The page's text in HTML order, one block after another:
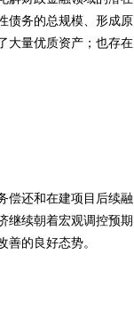
债务的总规模、形成原
大量优质资产；也存在
还和在建项目后续融
继续朝着宏观调控预期
的良好态势。